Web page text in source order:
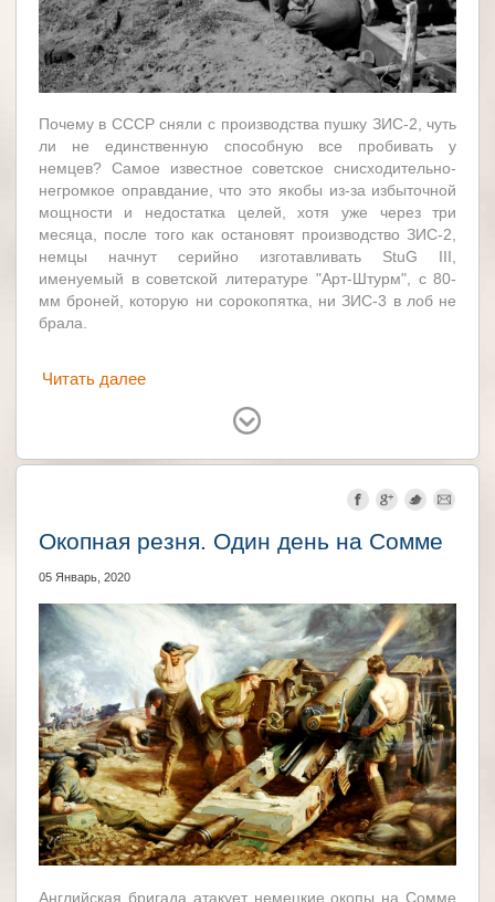
Почему в СССР сняли с производства пушку ЗИС-2, чуть
ли не единственную способную все пробивать у
немцев? Самое известное советское снисходительно-
негромкое оправдание, что это якобы из-за избыточной
мощности и недостатка целей, хотя уже через три
месяца, после того как остановят производство ЗИС-2,
немцы начнут серийно изготавливать StuG III,
именуемый в советской литературе "Арт-Штурм", с 80-
мм броней, которую ни сорокопятка, ни ЗИС-3 в лоб не
брала.
Читать далее
США Великобритания СССР Германия
Окопная резня. Один день на Сомме
05 Январь, 2020
Английская бригада атакует немецкие окопы на Сомме